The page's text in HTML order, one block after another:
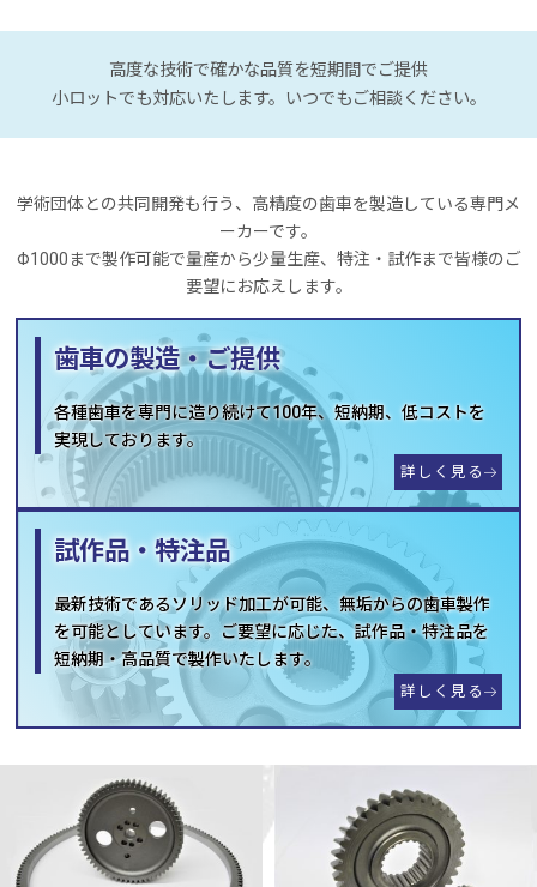
高度な技術で確かな品質を短期間でご提供
小ロットでも対応いたします。いつでもご相談ください。
学術団体との共同開発も行う、高精度の歯車を製造している専門メ
ーカーです。
Φ1000まで製作可能で量産から少量生産、特注・試作まで皆様のご
要望にお応えします。
歯車の製造・ご提供
各種歯車を専門に造り続けて100年、短納期、低コストを
実現しております。
詳しく見る
試作品・特注品
最新技術であるソリッド加工が可能、無垢からの歯車製作
を可能としています。ご要望に応じた、試作品・特注品を
短納期・高品質で製作いたします。
詳しく見る